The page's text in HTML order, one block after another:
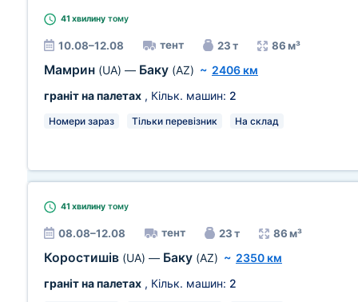
41 хвилину тому
10.08–12.08 тент 23 т 86 м³
Мамрин (UA) — Баку (AZ) ~ 2406 км
граніт на палетах , Кільк. машин: 2
Номери зараз Тільки перевізник На склад
41 хвилину тому
08.08–12.08 тент 23 т 86 м³
Коростишів (UA) — Баку (AZ) ~ 2350 км
граніт на палетах , Кільк. машин: 2